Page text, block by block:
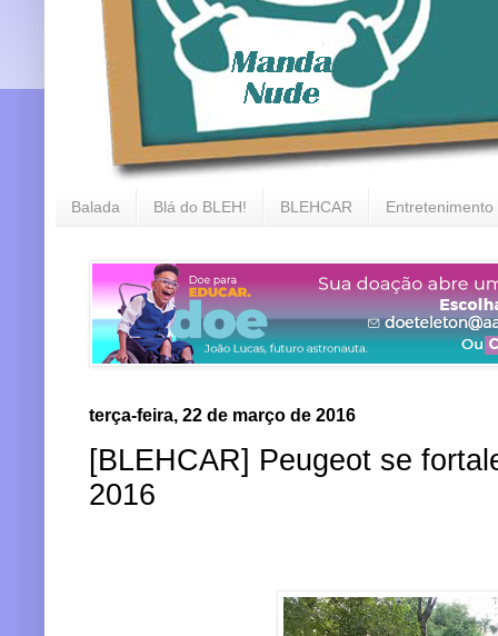
Balada Blá do BLEH! BLEHCAR Entretenimento
terça-feira, 22 de março de 2016
[BLEHCAR] Peugeot se
2016